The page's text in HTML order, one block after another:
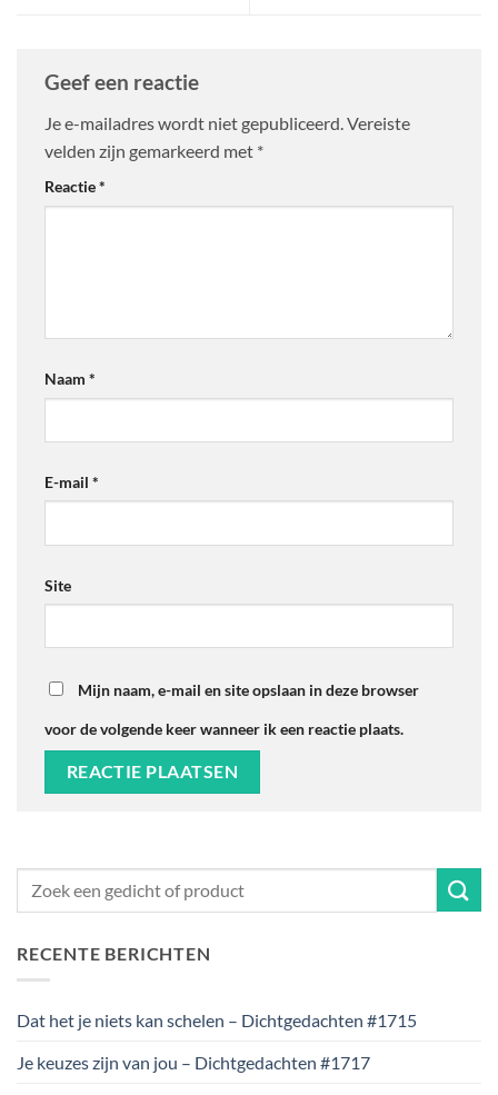
Geef een reactie
Je e-mailadres wordt niet gepubliceerd.Vereiste
velden zijn gemarkeerd met *
Reactie*
Naam *
E-mail *
Site
Mijn naam, e-mail en site opslaan in deze browser
voor de volgende keer wanneer ik een reactie plaats.
RECENTE BERICHTEN
Dat het je niets kan schelen – Dichtgedachten #1715
Je keuzes zijn van jou – Dichtgedachten #1717